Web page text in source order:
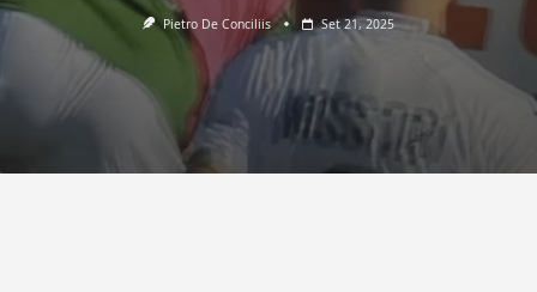
Pietro De Conciliis Set 21, 2025